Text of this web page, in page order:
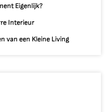
Eigenlijk?
Interieur
van een Kleine Living